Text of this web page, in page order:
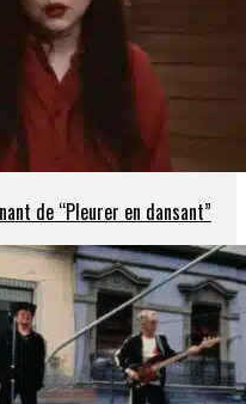
de “Pleurer en dansant”